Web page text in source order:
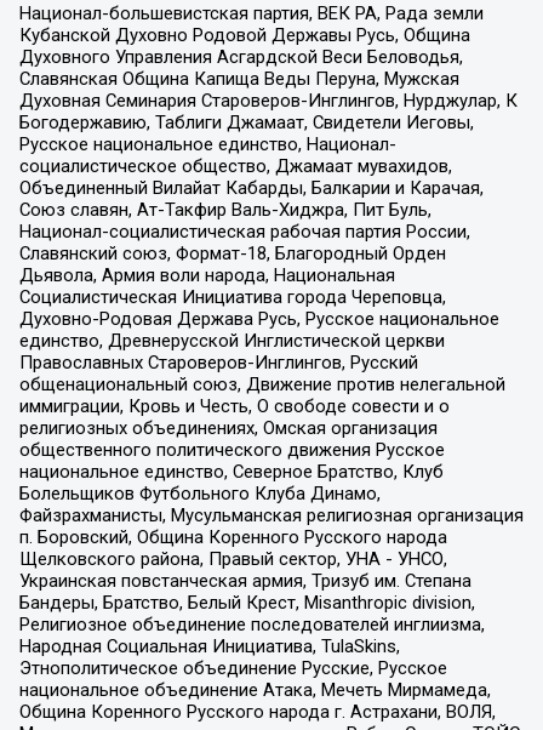
Национал-большевистская партия, ВЕК РА, Рада земли
Кубанской Духовно Родовой Державы Русь, Община
Духовного Управления Асгардской Веси Беловодья,
Славянская Община Капища Веды Перуна, Мужская
Духовная Семинария Староверов-Инглингов, Нурджулар, К
Богодержавию, Таблиги Джамаат, Свидетели Иеговы,
Русское национальное единство, Национал-
социалистическое общество, Джамаат мувахидов,
Объединенный Вилайат Кабарды, Балкарии и Карачая,
Союз славян, Ат-Такфир Валь-Хиджра, Пит Буль,
Национал-социалистическая рабочая партия России,
Славянский союз, Формат-18, Благородный Орден
Дьявола, Армия воли народа, Национальная
Социалистическая Инициатива города Череповца,
Духовно-Родовая Держава Русь, Русское национальное
единство, Древнерусской Инглистической церкви
Православных Староверов-Инглингов, Русский
общенациональный союз, Движение против нелегальной
иммиграции, Кровь и Честь, О свободе совести и о
религиозных объединениях, Омская организация
общественного политического движения Русское
национальное единство, Северное Братство, Клуб
Болельщиков Футбольного Клуба Динамо,
Файзрахманисты, Мусульманская религиозная организация
п. Боровский, Община Коренного Русского народа
Щелковского района, Правый сектор, УНА - УНСО,
Украинская повстанческая армия, Тризуб им. Степана
Бандеры, Братство, Белый Крест, Misanthropic division,
Религиозное объединение последователей инглиизма,
Народная Социальная Инициатива, TulaSkins,
Этнополитическое объединение Русские, Русское
национальное объединение Атака, Мечеть Мирмамеда,
Община Коренного Русского народа г. Астрахани, ВОЛЯ,